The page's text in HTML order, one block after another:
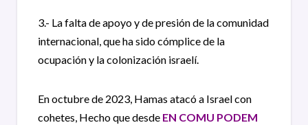
3.- La falta de apoyo y de presión de la comunidad
internacional, que ha sido cómplice de la
ocupación y la colonización israelí.
En octubre de 2023, Hamas atacó a Israel con
cohetes, Hecho que desde EN COMU PODEM